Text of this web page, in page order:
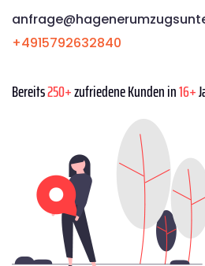
+4915792632840
Bereits250+zufriedene Kunden in16+